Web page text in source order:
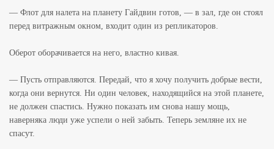
— Флот для налета на планету Гайдвин готов, — в зал, где он стоял
перед витражным окном, входит один из репликаторов.
Оберот оборачивается на него, властно кивая.
— Пусть отправляются. Передай, что я хочу получить добрые вести,
когда они вернутся. Ни один человек, находящийся на этой планете,
не должен спастись. Нужно показать им снова нашу мощь,
наверняка люди уже успели о ней забыть. Теперь земляне их не
спасут.